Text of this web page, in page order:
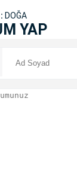
DOĞA
YAP